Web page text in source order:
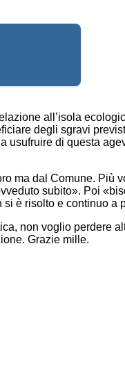
all’isola
degli sgravi
di questa
ma dal Comune. Più
subito». Poi
è risolto e continuo a
non voglio perdere
Grazie mille.